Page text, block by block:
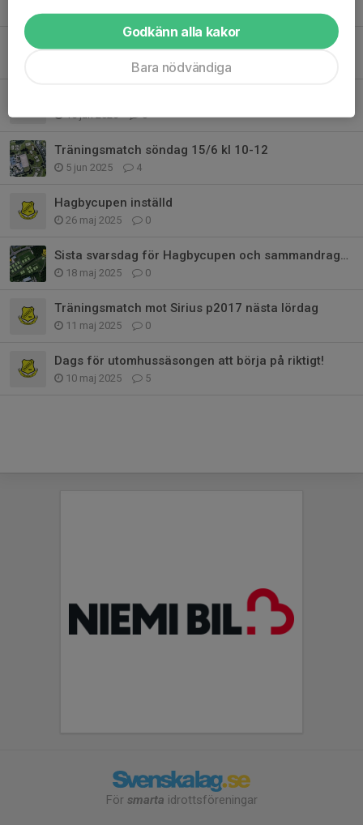
15 jun 2025 0
Träningsmatch söndag 15/6 kl 10-12
5 jun 2025 4
Hagbycupen inställd
26 maj 2025 0
Sista svarsdag för Hagbycupen och sammandraget + info
18 maj 2025 0
Träningsmatch mot Sirius p2017 nästa lördag
11 maj 2025 0
Dags för utomhussäsongen att börja på riktigt!
10 maj 2025 5
För smarta idrottsföreningar
Godkänn alla kakor
Bara nödvändiga